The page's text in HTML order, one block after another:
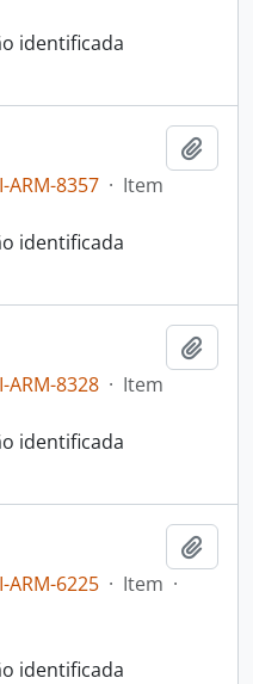
identificada
ARM-8357 · Item
identificada
ARM-8328 · Item
identificada
ARM-6225 · Item ·
identificada